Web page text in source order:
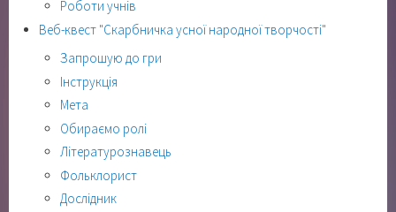
Роботи учнів
Веб-квест "Скарбничка усної народної творчості"
Запрошую до гри
Інструкція
Мета
Обираємо ролі
Літературознавець
Фольклорист
Дослідник